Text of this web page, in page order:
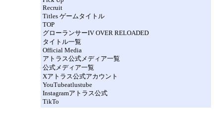
Recruit
Titles ゲームタイトル
TOP
グローランサーIV OVER RELOADED
タイトル一覧
Official Media
アトラス公式メディア一覧
公式メディア一覧
Xアトラス公式アカウント
YouTubeatlustube
Instagramアトラス公式
TikTo